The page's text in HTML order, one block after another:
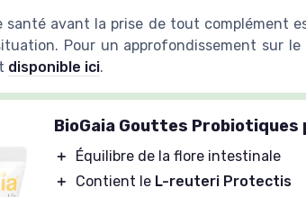
avant la prise de tout complément
Pour un approfondissement sur
disponible ici.
BioGaia Gouttes Probiotiques
＋
Équilibre de la flore intestinale
＋
Contient le L-reuteri Protectis